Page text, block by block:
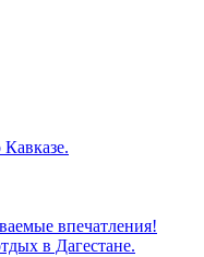
впечатления!
в Дагестане.